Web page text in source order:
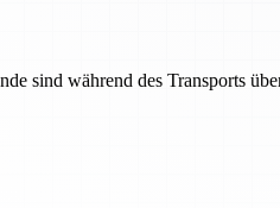
sind während des Transports